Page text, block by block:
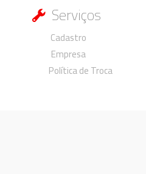
Duvidas
Serviços
Cadastro
Empresa
Política de Troca